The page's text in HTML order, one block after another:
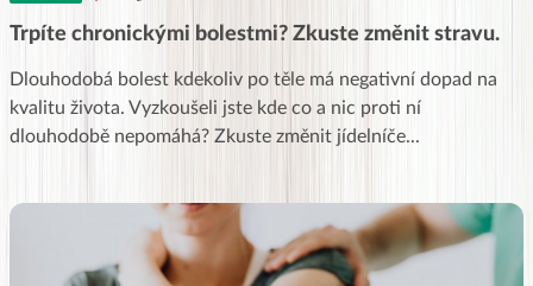
Trpíte chronickými bolestmi? Zkuste změnit stravu.
Dlouhodobá bolest kdekoliv po těle má negativní dopad na
kvalitu života. Vyzkoušeli jste kde co a nic proti ní
dlouhodobě nepomáhá? Zkuste změnit jídelníče...